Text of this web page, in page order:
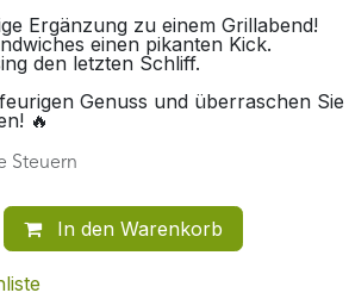
Ergänzung zu einem Grillabend!
einen pikanten Kick.
den letzten Schliff.
Genuss und überraschen
🔥
Steuern
In den Warenkorb